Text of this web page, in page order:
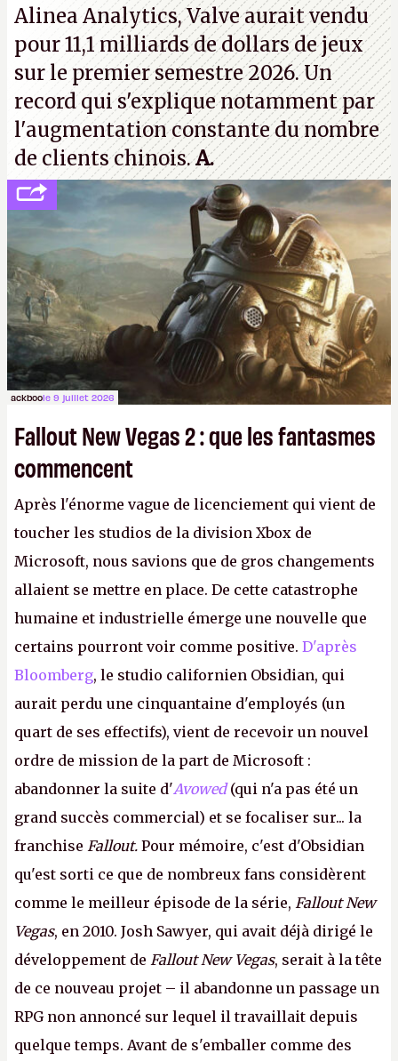
Alinea Analytics, Valve aurait vendu
pour 11,1 milliards de dollars de jeux
sur le premier semestre 2026. Un
record qui s'explique notamment par
l'augmentation constante du nombre
de clients chinois.A.
ackboole 9 juillet 2026
Fallout New Vegas 2 : que les fantasmes
commencent
Après l'énorme vague de licenciement qui vient de
toucher les studios de la division Xbox de
Microsoft, nous savions que de gros changements
allaient se mettre en place. De cette catastrophe
humaine et industrielle émerge une nouvelle que
certains pourront voir comme positive. D'après
Bloomberg, le studio californien Obsidian, qui
aurait perdu une cinquantaine d'employés (un
quart de ses effectifs), vient de recevoir un nouvel
ordre de mission de la part de Microsoft :
abandonner la suite d'Avowed(qui n'a pas été un
grand succès commercial) et se focaliser sur... la
franchise Fallout. Pour mémoire, c'est d'Obsidian
qu'est sorti ce que de nombreux fans considèrent
comme le meilleur épisode de la série, Fallout New
Vegas, en 2010. Josh Sawyer, qui avait déjà dirigé le
développement de Fallout New Vegas, serait à la tête
de ce nouveau projet – il abandonne un passage un
RPG non annoncé sur lequel il travaillait depuis
quelque temps. Avant de s'emballer comme des